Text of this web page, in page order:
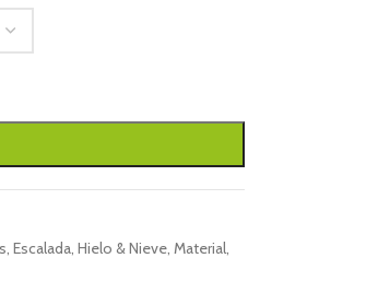
, Escalada, Hielo & Nieve, Material,